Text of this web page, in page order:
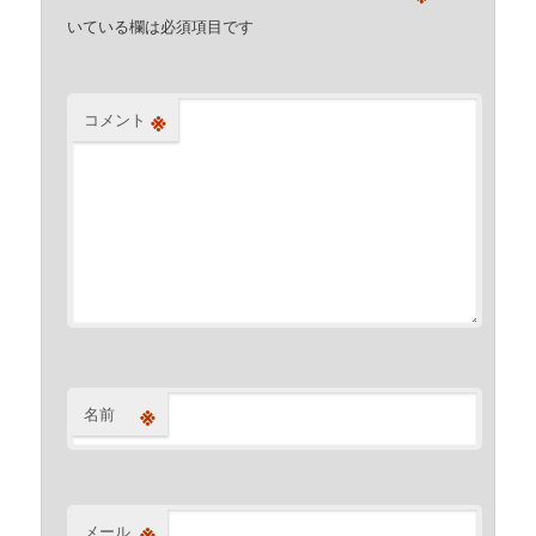
いている欄は必須項目です
コメント ※
名前 ※
メール